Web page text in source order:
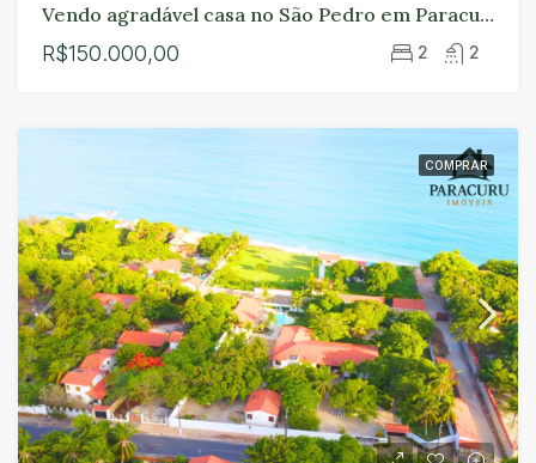
Vendo agradável casa no São Pedro em Paracuru.
R$150.000,00 2 2
COMPRAR